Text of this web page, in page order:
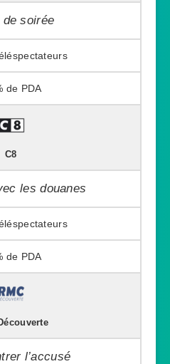
de soirée
C8
les douanes
l’accusé